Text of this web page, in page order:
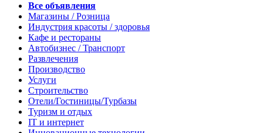
Все объявления
Магазины / Розница
Индустрия красоты / здоровья
Кафе и рестораны
Автобизнес / Транспорт
Развлечения
Производство
Услуги
Строительство
Отели/Гостиницы/Турбазы
Туризм и отдых
IT и интернет